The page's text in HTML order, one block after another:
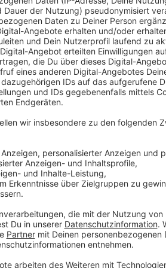
Vor rund zwei Wochen (17. Dezember
gibt es demnach in Schulen, gefolgt
Coronapatientinnen und - patienten,
Stadt jetzt wieder regelmäßig
nicht geklappt. Wie viele der
behandelt werden müssen, konnte
keine Zahlen.
Anzeige
Weitere Infos und Links zum
Anzeige